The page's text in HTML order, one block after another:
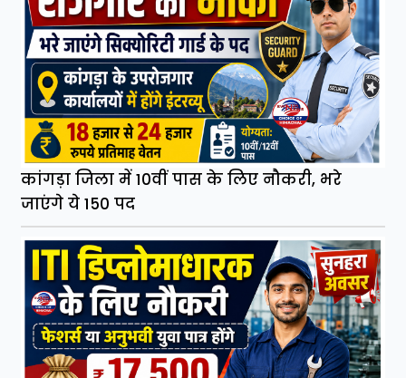
कांगड़ा जिला में 10वीं पास के लिए नौकरी, भरे
जाएंगे ये 150 पद